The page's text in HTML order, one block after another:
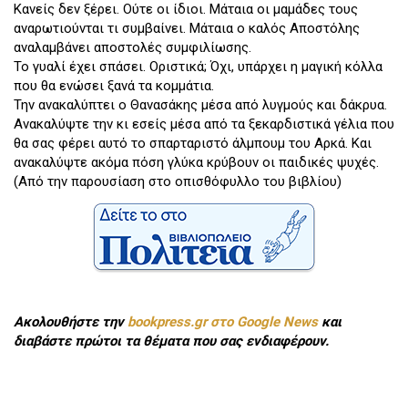
Κανείς δεν ξέρει. Ούτε οι ίδιοι. Μάταια οι μαμάδες τους
αναρωτιούνται τι συμβαίνει. Μάταια ο καλός Αποστόλης
αναλαμβάνει αποστολές συμφιλίωσης.
Το γυαλί έχει σπάσει. Οριστικά; Όχι, υπάρχει η μαγική κόλλα
που θα ενώσει ξανά τα κομμάτια.
Την ανακαλύπτει ο Θανασάκης μέσα από λυγμούς και δάκρυα.
Ανακαλύψτε την κι εσείς μέσα από τα ξεκαρδιστικά γέλια που
θα σας φέρει αυτό το σπαρταριστό άλμπουμ του Αρκά. Και
ανακαλύψτε ακόμα πόση γλύκα κρύβουν οι παιδικές ψυχές.
(Από την παρουσίαση στο οπισθόφυλλο του βιβλίου)
Ακολουθήστε τηνbookpress.gr στο Google Newsκαι
διαβάστε πρώτοι τα θέματα που σας ενδιαφέρουν.